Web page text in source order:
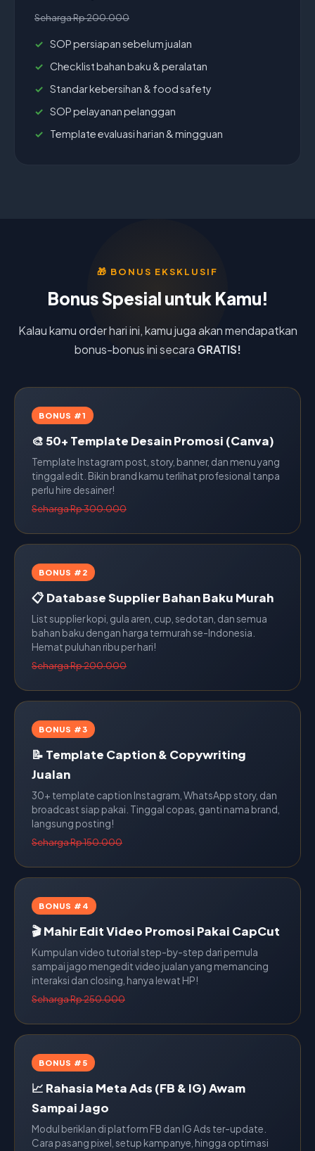
Seharga Rp 200.000
SOP persiapan sebelum jualan
Checklist bahan baku & peralatan
Standar kebersihan & food safety
SOP pelayanan pelanggan
Template evaluasi harian & mingguan
🎁 BONUS EKSKLUSIF
Bonus Spesial untuk Kamu!
Kalau kamu order hari ini, kamu juga akan mendapatkan
bonus-bonus ini secara GRATIS!
BONUS #1
🎨 50+ Template Desain Promosi (Canva)
Template Instagram post, story, banner, dan menu yang
tinggal edit. Bikin brand kamu terlihat profesional tanpa
perlu hire desainer!
Seharga Rp 300.000
BONUS #2
📋 Database Supplier Bahan Baku Murah
List supplier kopi, gula aren, cup, sedotan, dan semua
bahan baku dengan harga termurah se-Indonesia.
Hemat puluhan ribu per hari!
Seharga Rp 200.000
BONUS #3
📝 Template Caption & Copywriting
Jualan
30+ template caption Instagram, WhatsApp story, dan
broadcast siap pakai. Tinggal copas, ganti nama brand,
langsung posting!
Seharga Rp 150.000
BONUS #4
🎬 Mahir Edit Video Promosi Pakai CapCut
Kumpulan video tutorial step-by-step dari pemula
sampai jago mengedit video jualan yang memancing
interaksi dan closing, hanya lewat HP!
Seharga Rp 250.000
BONUS #5
📈 Rahasia Meta Ads (FB & IG) Awam
Sampai Jago
Modul beriklan di platform FB dan IG Ads ter-update.
Cara pasang pixel, setup kampanye, hingga optimasi